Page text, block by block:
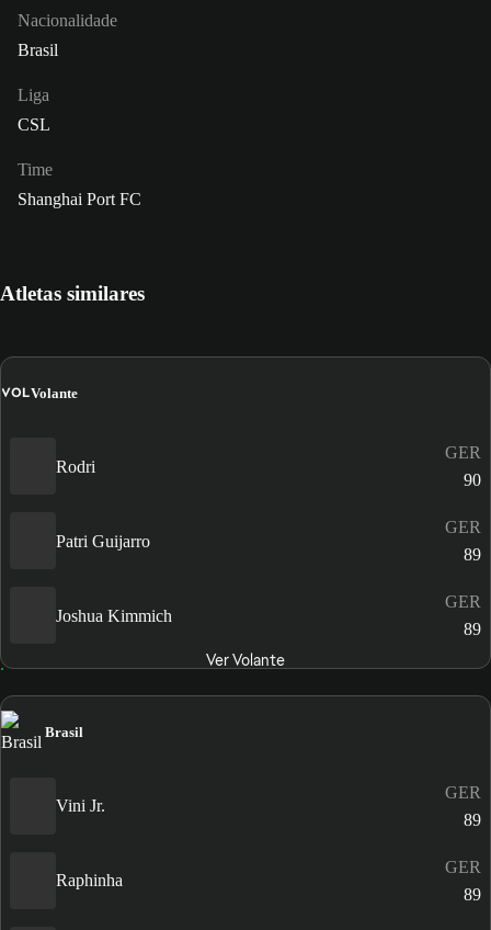
Nacionalidade
Brasil
Liga
CSL
Time
Shanghai Port FC
Atletas similares
VOLVolante
Rodri
GER
90
Patri Guijarro
GER
89
Joshua Kimmich
GER
89
Ver Volante
Brasil
Vini Jr.
GER
89
Raphinha
GER
89